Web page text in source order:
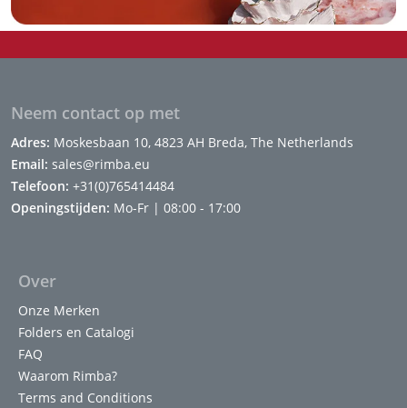
Neem contact op met
Adres: Moskesbaan 10, 4823 AH Breda, The Netherlands
Email: sales@rimba.eu
Telefoon: +31(0)765414484
Openingstijden: Mo-Fr | 08:00 - 17:00
Over
Onze Merken
Folders en Catalogi
FAQ
Waarom Rimba?
Terms and Conditions